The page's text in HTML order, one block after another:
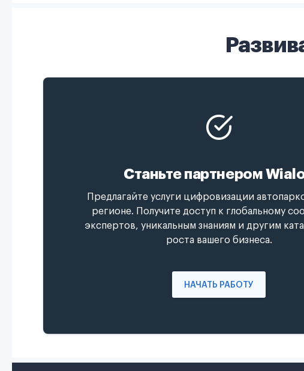
Станьте партнером
Предлагайте услуги цифровизации
регионе. Получите доступ к глобальному
экспертов, уникальным знаниям и другим
роста вашего бизнеса.
НАЧАТЬ РАБОТУ